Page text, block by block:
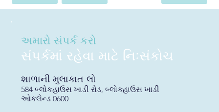
અમારો સંપર્ક કરો
સંપર્કમાં રહેવા માટે નિઃસંકોચ
શાળાની મુલાકાત લો
584 બ્લોકહાઉસ ખાડી રોડ, બ્લોકહાઉસ ખાડી
ઓકલેન્ડ 0600